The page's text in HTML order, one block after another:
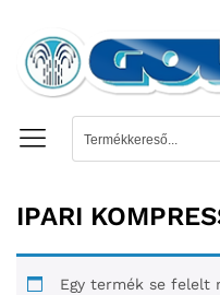
IPARI
Egy termék se felelt